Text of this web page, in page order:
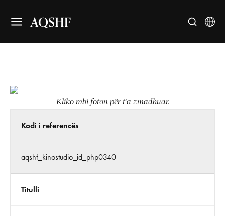
AQSHF
Kliko mbi foton për t’a zmadhuar.
Kodi i referencës
aqshf_kinostudio_id_php0340
Titulli